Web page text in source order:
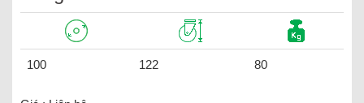
100 122 80